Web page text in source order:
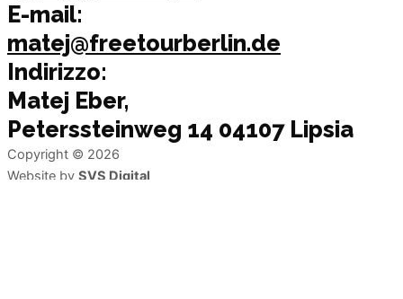
E-mail:
matej@freetourberlin.de
Indirizzo:
Matej Eber,
Peterssteinweg 14 04107 Lipsia
Copyright © 2026
Website by SVS Digital